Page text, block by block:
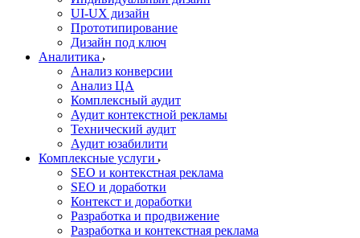
UI‑UX дизайн
Прототипирование
Дизайн под ключ
Аналитика
Анализ конверсии
Анализ ЦА
Комплексный аудит
Аудит контекстной рекламы
Технический аудит
Аудит юзабилити
Комплексные услуги
SEO и контекстная реклама
SEO и доработки
Контекст и доработки
Разработка и продвижение
Разработка и контекстная реклама